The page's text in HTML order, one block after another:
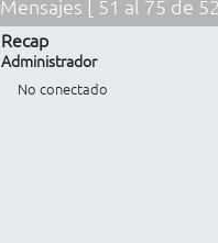
Mensajes [ 51 al 75 de
Recap
Administrador
No conectado